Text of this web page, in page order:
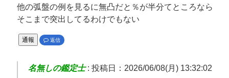
他の弧盤の例を見るに無凸だと％が半分てところなら
そこまで突出してるわけでもない
通報 返信
名無しの鑑定士: 投稿日：2026/06/08(月) 13:32:02